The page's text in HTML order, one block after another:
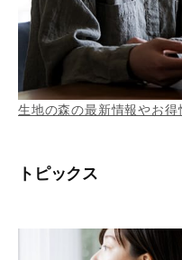
生地の森の最新情報やお得
トピックス